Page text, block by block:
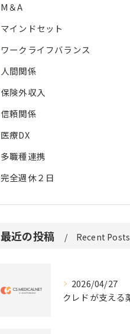
M＆A
マインドセット
ワークライフバランス
人間関係
保険外収入
信頼関係
医療DX
多職種連携
完全週休２日
最近の投稿 Recent Posts
2026/04/27